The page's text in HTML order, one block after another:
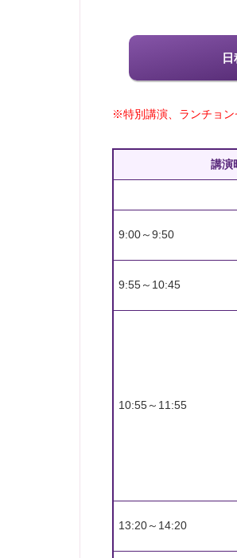
※特別講演、ランチョン
講演
9:00～9:50
9:55～10:45
10:55～11:55
13:20～14:20